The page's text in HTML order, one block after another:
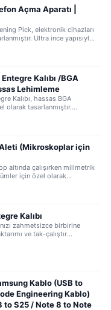
Açma Aparatı |
Pick, elektronik cihazları
Ultra ince yapısıyla
girerek çizik veya hasar
tamircilerin
Kalıbı /BGA
Lehimleme
Kalıbı, hassas BGA
olarak tasarlanmıştır.
yüksek doğruluk ve
lehimlemede mükemmel
(Mikroskoplar için
altında çalışırken milimetrik
için özel olarak
ve hassas montaj
Kalıbı
zahmetsizce birbirine
ve tak-çalıştır
işlemlerinizi kolaylaştırır.
Kablo (USB to
Engineering Kablo)
to S25 / Note 8 to Note